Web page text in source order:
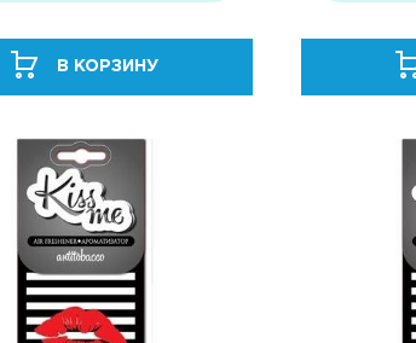
В КОРЗИНУ